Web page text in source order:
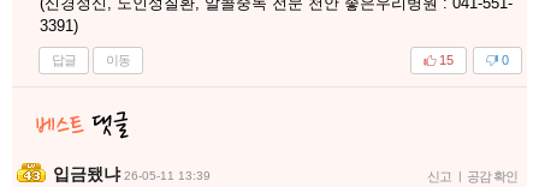
3391)
답글 이동 0
15
입금됐냐 26-05-11 13:39 신고 | 공감 확인